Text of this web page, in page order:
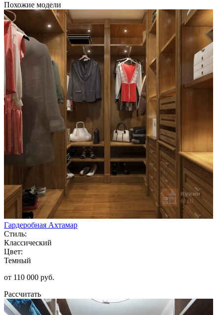
Похожие модели
Гардеробная Ахтамар
Стиль:
Классический
Цвет:
Темный
от 110 000 руб.
Рассчитать